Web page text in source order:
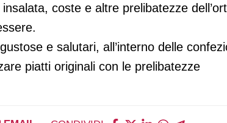
coste e altre prelibatezze
e salutari, all’interno delle
piatti originali con le prelibatezze